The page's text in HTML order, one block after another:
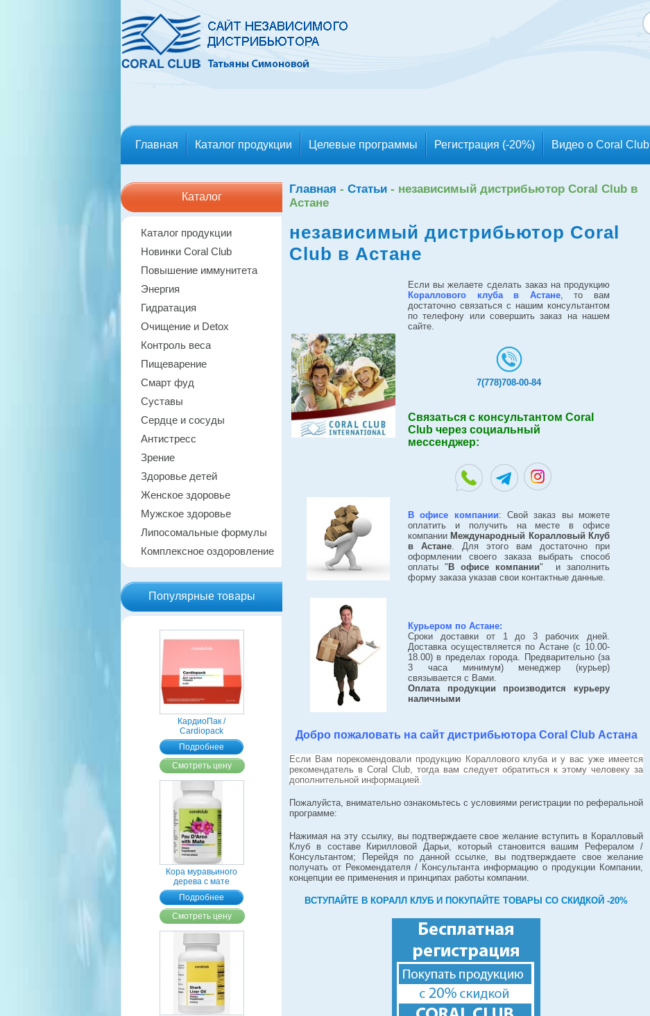
Главная Каталог продукции Целевые программы Регистрация (-20%) Видео о Coral Club
Каталог
Каталог продукции
Новинки Coral Club
Повышение иммунитета
Энергия
Гидратация
Очищение и Detox
Контроль веса
Пищеварение
Смарт фуд
Суставы
Сердце и сосуды
Антистресс
Зрение
Здоровье детей
Женское здоровье
Мужское здоровье
Липосомальные формулы
Комплексное оздоровление
Популярные товары
КардиоПак /
Cardiopack
Подробнее
Смотреть цену
Кора муравьиного
дерева с матe
Подробнее
Смотреть цену
Главная - Статьи - независимый дистрибьютор Coral Club в
Астане
независимый дистрибьютор Coral
Club в Астане
Если вы желаете сделать заказ на продукцию
Кораллового клуба в Астане, то вам
достаточно связаться с нашим консультантом
по телефону или совершить заказ на нашем
сайте.
7(778)708-00-84
Связаться с консультантом Coral
Club через социальный
мессенджер:
В офисе компании: Свой заказ вы можете
оплатить и получить на месте в офисе
компании Международный Коралловый Клуб
в Астане . Для этого вам достаточно при
оформлении своего заказа выбрать способ
оплаты " В офисе компании" и заполнить
форму заказа указав свои контактные данные.
Курьером по Астане:
Сроки доставки от 1 до 3 рабочих дней.
Доставка осуществляется по Астане (с 10.00-
18.00) в пределах города. Предварительно (за
3 часа минимум) менеджер (курьер)
связывается с Вами.
Оплата продукции производится курьеру
наличными
Добро пожаловать на сайт дистрибьютора Coral Club Астана
Если Вам порекомендовали продукцию Кораллового клуба и у вас уже имеется
рекомендатель в Coral Club, тогда вам следует обратиться к этому человеку за
дополнительной информацией.
Пожалуйста, внимательно ознакомьтесь с условиями регистрации по реферальной
программе:
Нажимая на эту ссылку, вы подтверждаете свое желание вступить в Коралловый
Клуб в составе Кирилловой Дарьи, который становится вашим Рефералом /
Консультантом; Перейдя по данной ссылке, вы подтверждаете свое желание
получать от Рекомендателя / Консультанта информацию о продукции Компании,
концепции ее применения и принципах работы компании.
ВСТУПАЙТЕ В КОРАЛЛ КЛУБ И ПОКУПАЙТЕ ТОВАРЫ СО СКИДКОЙ -20%